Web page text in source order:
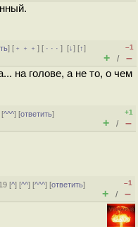
] [ ﹢﹢﹢] [ · · ·][↓] [↑]
–1
+ / –
на голове, а не то, о чем
[^^^] [ответить]
+1
+ / –
[^] [^^] [^^^] [ответить]
–1
+ / –